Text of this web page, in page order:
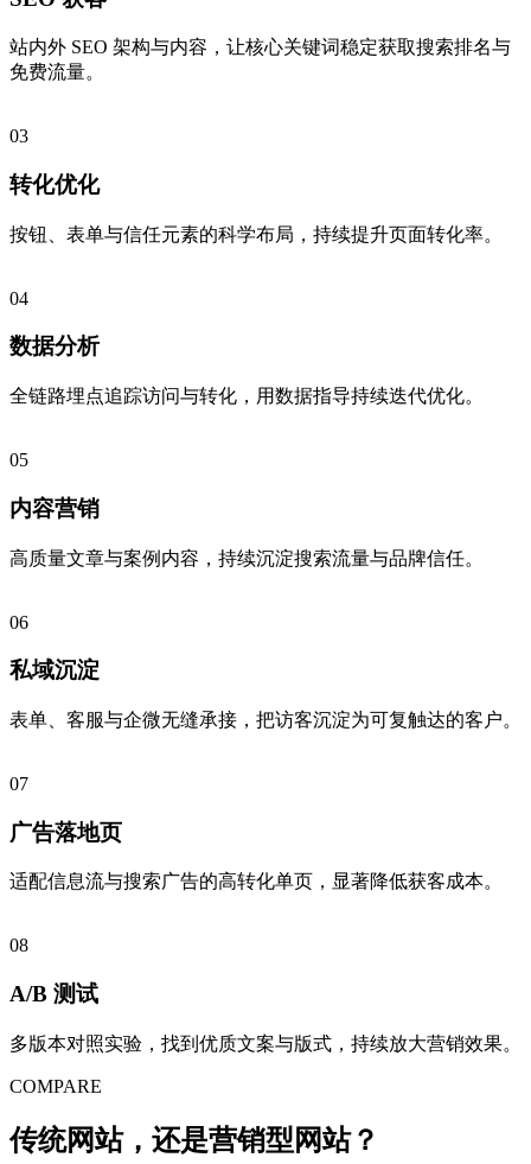
站内外 SEO 架构与内容，让核心关键词稳定获取搜索排名与
免费流量。
03
转化优化
按钮、表单与信任元素的科学布局，持续提升页面转化率。
04
数据分析
全链路埋点追踪访问与转化，用数据指导持续迭代优化。
05
内容营销
高质量文章与案例内容，持续沉淀搜索流量与品牌信任。
06
私域沉淀
表单、客服与企微无缝承接，把访客沉淀为可复触达的客户。
07
广告落地页
适配信息流与搜索广告的高转化单页，显著降低获客成本。
08
A/B 测试
多版本对照实验，找到优质文案与版式，持续放大营销效果。
COMPARE
传统网站，还是营销型网站？